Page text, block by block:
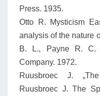
Press. 1935.
Otto R. Mysticism
analysis of the nature
B. L., Payne R. C.
Company. 1972.
Ruusbroec J.
Ruusbroec J. The